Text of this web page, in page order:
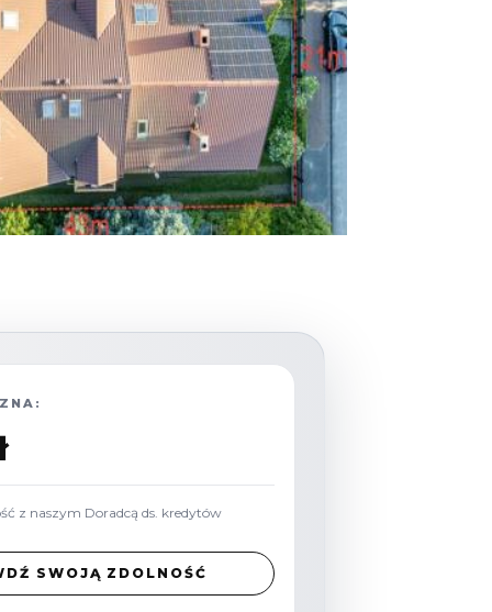
z naszym Doradcą ds. kredytów
SWOJĄ ZDOLNOŚĆ